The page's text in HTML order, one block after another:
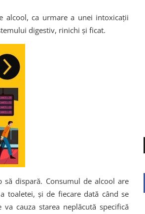
alcool, ca urmare a unei intoxicații
digestiv, rinichi și ficat.
să dispară. Consumul de alcool are
toaletei, și de fiecare dată când se
cauza starea neplăcută specifică